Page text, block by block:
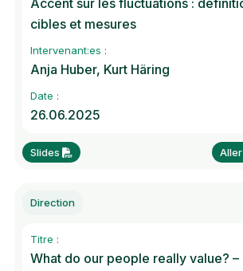
Accent sur les fluctuations :
cibles et mesures
Intervenant:es :
Anja Huber, Kurt Häring
Date :
26.06.2025
Slides
Direction
Titre :
What do our people really value? –